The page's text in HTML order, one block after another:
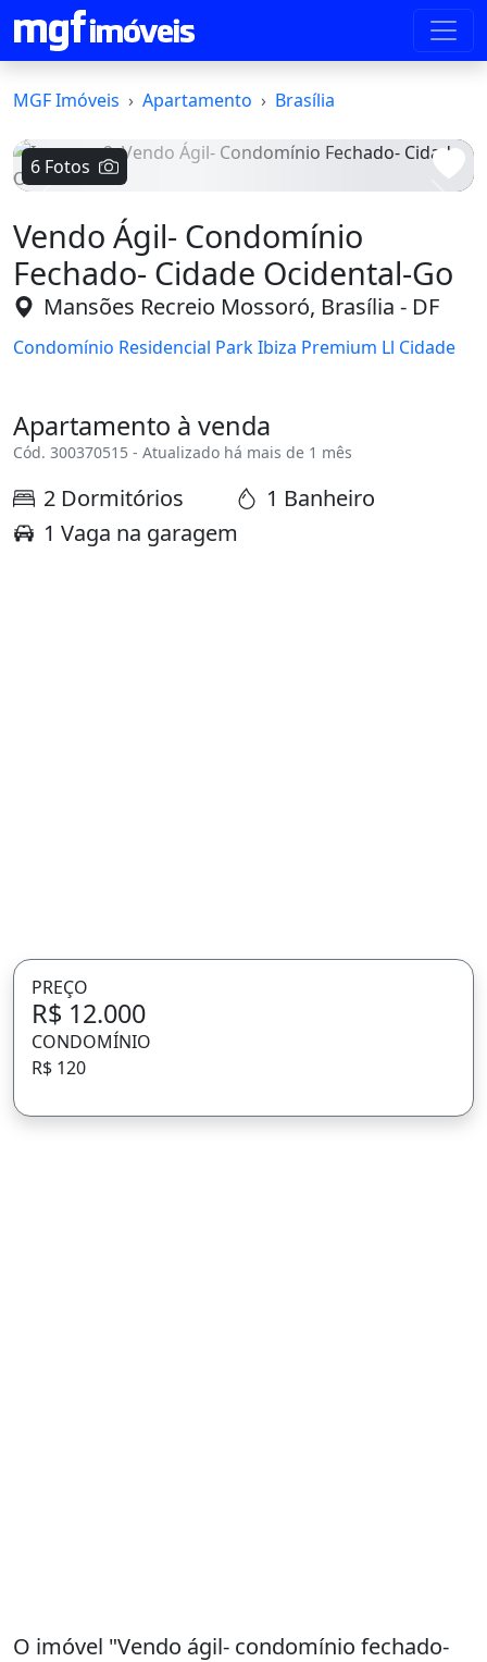
MGF Imóveis Apartamento Brasília
6 Fotos
Vendo Ágil- Condomínio
Fechado- Cidade Ocidental-Go
Mansões Recreio Mossoró, Brasília - DF
Condomínio Residencial Park Ibiza Premium Ll Cidade
Apartamento à venda
Cód. 300370515 - Atualizado há mais de 1 mês
2 Dormitórios
1 Banheiro
1 Vaga na garagem
PREÇO
R$ 12.000
CONDOMÍNIO
R$ 120
O imóvel "Vendo ágil- condomínio fechado-